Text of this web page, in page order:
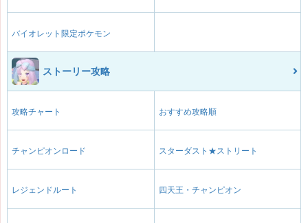
バイオレット限定ポケモン
ストーリー攻略
攻略チャート おすすめ攻略順
チャンピオンロード スターダスト★ストリート
レジェンドルート 四天王・チャンピオン